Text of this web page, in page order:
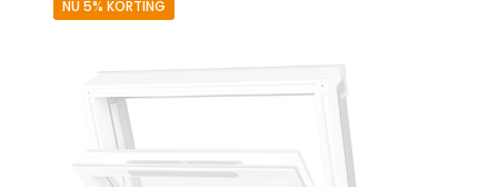
NU 5% KORTING